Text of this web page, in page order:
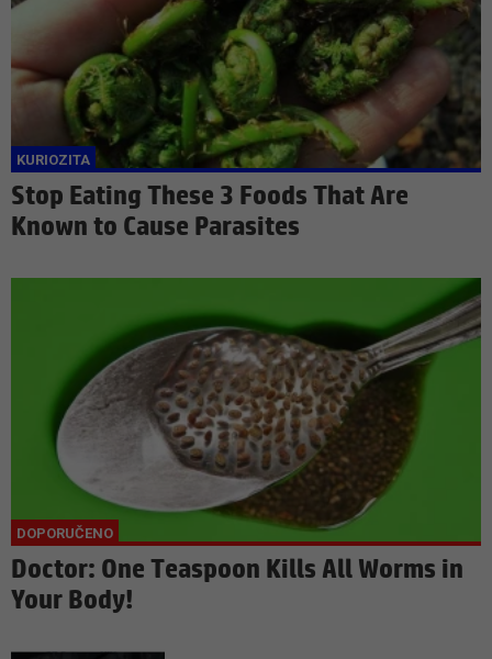
Stop Eating These 3 Foods That Are
Known to Cause Parasites
Doctor: One Teaspoon Kills All Worms in
Your Body!